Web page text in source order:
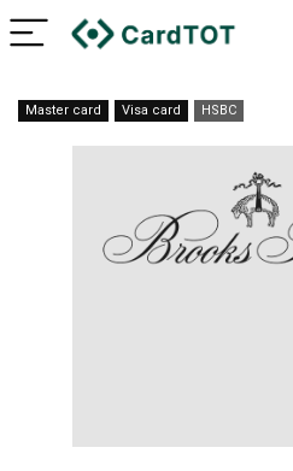
Master card Visa card HSBC